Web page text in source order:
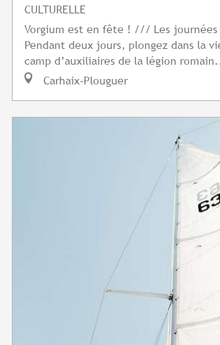
CULTURELLE
Vorgium est en fête ! /// Les
Pendant deux jours, plongez dans la
camp d’auxiliaires de la légion
Carhaix-Plouguer